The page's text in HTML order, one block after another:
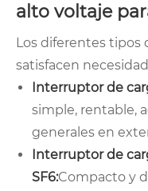
alto voltaje
Los diferentes tipos
satisfacen
Interruptor de
simple, rentable,
generales en
Interruptor de
SF6:Compacto y